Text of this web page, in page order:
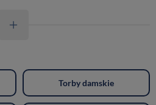
Torby damskie